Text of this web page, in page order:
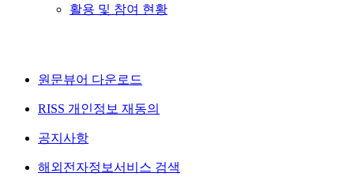
활용 및 참여 현황
원문뷰어 다운로드
RISS 개인정보 재동의
공지사항
해외전자정보서비스 검색